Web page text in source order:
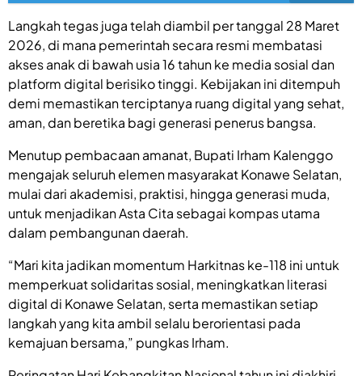
Langkah tegas juga telah diambil per tanggal 28 Maret
2026, di mana pemerintah secara resmi membatasi
akses anak di bawah usia 16 tahun ke media sosial dan
platform digital berisiko tinggi. Kebijakan ini ditempuh
demi memastikan terciptanya ruang digital yang sehat,
aman, dan beretika bagi generasi penerus bangsa.
Menutup pembacaan amanat, Bupati Irham Kalenggo
mengajak seluruh elemen masyarakat Konawe Selatan,
mulai dari akademisi, praktisi, hingga generasi muda,
untuk menjadikan Asta Cita sebagai kompas utama
dalam pembangunan daerah.
“Mari kita jadikan momentum Harkitnas ke-118 ini untuk
memperkuat solidaritas sosial, meningkatkan literasi
digital di Konawe Selatan, serta memastikan setiap
langkah yang kita ambil selalu berorientasi pada
kemajuan bersama,” pungkas Irham.